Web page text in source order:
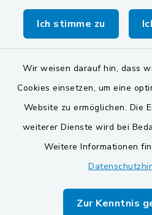
Ich stimme zu
Wir weisen darauf hin, dass
Cookies einsetzen, um eine
Website zu ermöglichen. Die
weiterer Dienste wird bei
Weitere Informationen
Zur Kenntnis
Gemeinde Stulln